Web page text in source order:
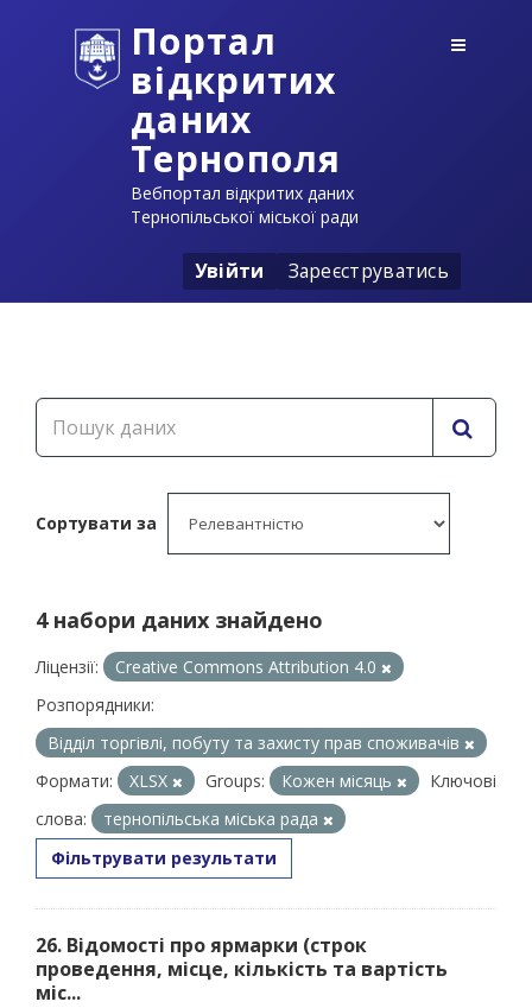
Портал
відкритих
даних
Тернополя
Вебпортал відкритих даних
Тернопільської міської ради
Увійти Зареєструватись
Сортувати за
4 набори даних знайдено
Ліцензії:
Creative Commons Attribution 4.0
Розпорядники:
Відділ торгівлі, побуту та захисту прав споживачів
Формати:
XLSX Groups: Кожен місяць
Ключові
слова:
тернопільська міська рада
Фільтрувати результати
26. Відомості про ярмарки (строк
проведення, місце, кількість та вартість
міс...